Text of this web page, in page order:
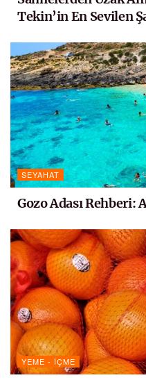
Tekin’in En Sevilen
SEYAHAT
Gozo Adası Rehberi:
YEME - İÇME